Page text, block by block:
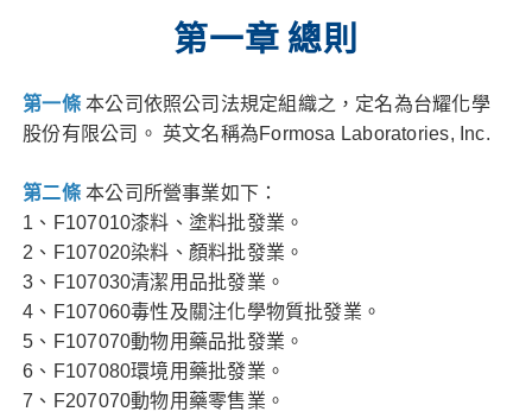
第一章 總則
第一條本公司依照公司法規定組織之，定名為台耀化學
股份有限公司。 英文名稱為Formosa Laboratories, Inc.
第二條本公司所營事業如下：
1、F107010漆料、塗料批發業。
2、F107020染料、顏料批發業。
3、F107030清潔用品批發業。
4、F107060毒性及關注化學物質批發業。
5、F107070動物用藥品批發業。
6、F107080環境用藥批發業。
7、F207070動物用藥零售業。